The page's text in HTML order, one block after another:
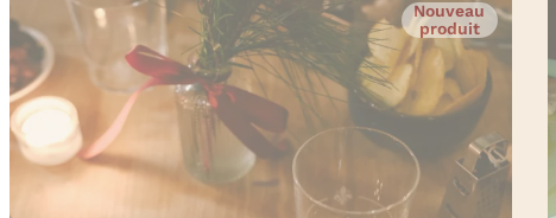
Nouveau
produit